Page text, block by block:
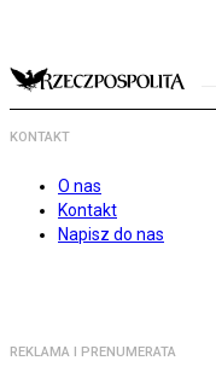
KONTAKT
O nas
Kontakt
Napisz do nas
REKLAMA I PRENUMERATA